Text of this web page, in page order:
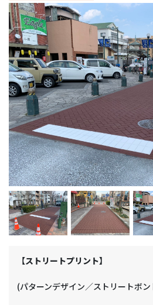
【ストリートプリント】
(パターンデザイン／ストリートボ